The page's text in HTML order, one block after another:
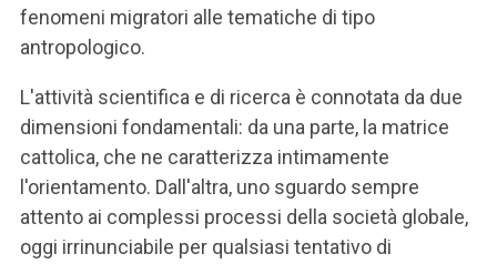
fenomeni migratori alle tematiche di tipo
antropologico.
L'attività scientifica e di ricerca è connotata da due
dimensioni fondamentali: da una parte, la matrice
cattolica, che ne caratterizza intimamente
l'orientamento. Dall'altra, uno sguardo sempre
attento ai complessi processi della società globale,
oggi irrinunciabile per qualsiasi tentativo di